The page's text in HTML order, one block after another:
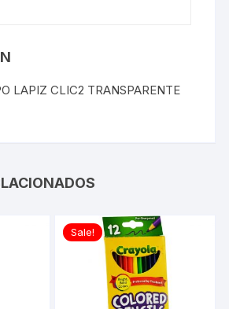
LAPIZ CLIC2 TRANSPARENTE
Sale!